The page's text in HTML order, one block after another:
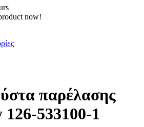
now!
παρέλασης
533100-1